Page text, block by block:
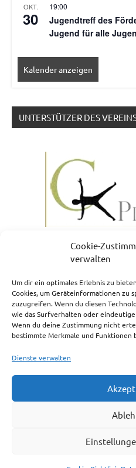
Cookie-
verwalten
Um dir ein optimales Erlebnis zu
Cookies, um Geräteinformationen zu
zuzugreifen. Wenn du diesen
wie das Surfverhalten oder
Wenn du deine Zustimmung nicht
bestimmte Merkmale und
Dienste verwalten
OKT.
30
19:00
Jugendtreff des
Jugend für alle
Kalender anzeigen
UNTERSTÜTZER DES
NEWSLETTERANMELDUNG
Impressum